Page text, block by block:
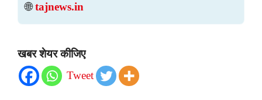
🌐tajnews.in
खबर शेयर कीजिए
Tweet